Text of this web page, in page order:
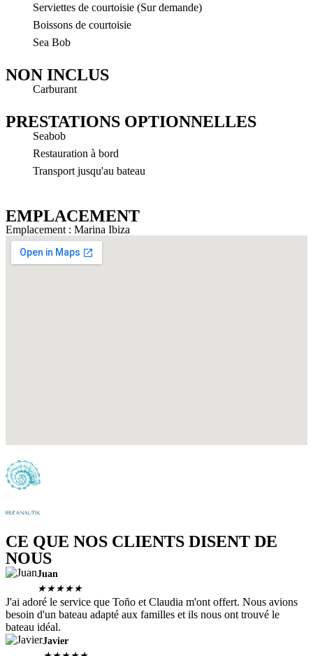
Serviettes de courtoisie (Sur demande)
Boissons de courtoisie
Sea Bob
NON INCLUS
Carburant
PRESTATIONS OPTIONNELLES
Seabob
Restauration à bord
Transport jusqu'au bateau
EMPLACEMENT
Emplacement : Marina Ibiza
CE QUE NOS CLIENTS DISENT DE
NOUS
Juan
★★★★★
J'ai adoré le service que Toño et Claudia m'ont offert. Nous avions
besoin d'un bateau adapté aux familles et ils nous ont trouvé le
bateau idéal.
Javier